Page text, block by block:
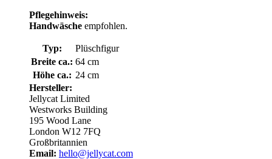
Pflegehinweis:
Handwäsche empfohlen.
Typ:
Plüschfigur
Breite ca.: 64 cm
Höhe ca.: 24 cm
Hersteller:
Jellycat Limited
Westworks Building
195 Wood Lane
London W12 7FQ
Großbritannien
Email: hello@jellycat.com